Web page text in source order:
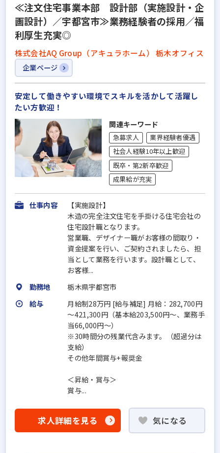
≪注文住宅事業本部 設計部（実施設計・企
画設計）／宇都宮市≫業務経験者の採用／福
利厚生充実◎
株式会社AQ Group（アキュラホーム） 栃木オフィス
企業ページ
安定して働きやすい環境でスキルを活かして活躍し
たい方歓迎！
関連キーワード
急募求人
業界経験者優遇
社会人経験10年以上歓迎
既卒・第2新卒歓迎
成果給が充実
仕事内容
【実施設計】
木造の完全注文住宅を手掛ける住宅会社の
住宅設計職となります。
営業職、デザイナー職がお客様の間取り・
資金提案を行い、ご契約されましたら、担
当として業務を行います。設計職として、
お客様...
勤務地
栃木県宇都宮市
給与
月給制28万円 [給与補足] 月給：282,700円
～421,300円（基本給203,500円～、業務手
当66,000円～）
※30時間分の残業代含みます。（超過分は
支給）
その他年間賞与+報奨金
＜昇給・賞与＞
賞与...
求人詳細を見る 気になる